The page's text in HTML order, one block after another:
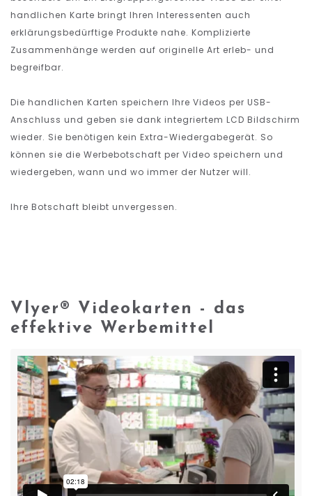
handlichen Karte bringt Ihren Interessenten auch
erklärungsbedürftige Produkte nahe. Komplizierte
Zusammenhänge werden auf originelle Art erleb- und
begreifbar.
Die handlichen Karten speichern Ihre Videos per USB-
Anschluss und geben sie dank integriertem LCD Bildschirm
wieder. Sie benötigen kein Extra-Wiedergabegerät. So
können sie die Werbebotschaft per Video speichern und
wiedergeben, wann und wo immer der Nutzer will.
Ihre Botschaft bleibt unvergessen.
Vlyer® Videokarten - das
effektive Werbemittel